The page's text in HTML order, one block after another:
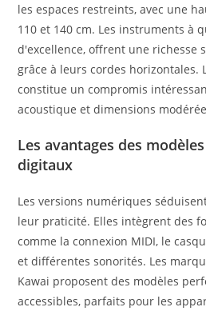
les espaces restreints, avec une
110 et 140 cm. Les instruments à
d'excellence, offrent une richesse
grâce à leurs cordes horizontales.
constitue un compromis
acoustique et dimensions
Les avantages des
digitaux
Les versions numériques
leur praticité. Elles intègrent des
comme la connexion MIDI, le
et différentes sonorités. Les
Kawai proposent des modèles
accessibles, parfaits pour les